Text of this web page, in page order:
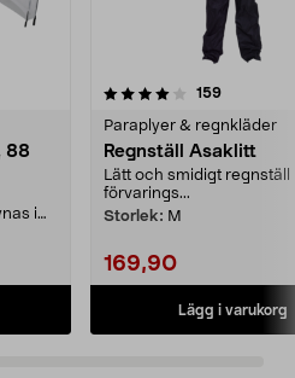
88
i
159
Paraplyer & regnkläder
Regnställ Asaklitt
Lätt och smidigt regnställ
förvarings...
Storlek: M
169,90
Lägg i varukorg
4.0 av 5 stjärnor